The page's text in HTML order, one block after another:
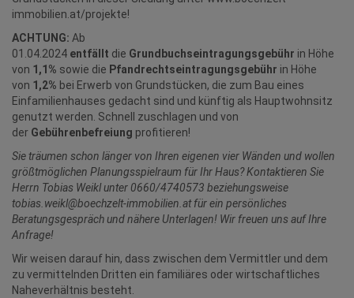
immobilien.at/projekte!
ACHTUNG: Ab
01.04.2024 entfällt die Grundbuchseintragungsgebühr in Höhe
von 1,1% sowie die Pfandrechtseintragungsgebühr in Höhe
von 1,2% bei Erwerb von Grundstücken, die zum Bau eines
Einfamilienhauses gedacht sind und künftig als Hauptwohnsitz
genutzt werden. Schnell zuschlagen und von
der Gebührenbefreiung profitieren!
Sie träumen schon länger von Ihren eigenen vier Wänden und wollen
größtmöglichen Planungsspielraum für Ihr Haus?Kontaktieren Sie
Herrn Tobias Weikl unter 0660/4740573 beziehungsweise
tobias.weikl@boechzelt-immobilien.at für ein persönliches
Beratungsgespräch und nähere Unterlagen! Wir freuen uns auf Ihre
Anfrage!
Wir weisen darauf hin, dass zwischen dem Vermittler und dem
zu vermittelnden Dritten ein familiäres oder wirtschaftliches
Naheverhältnis besteht.